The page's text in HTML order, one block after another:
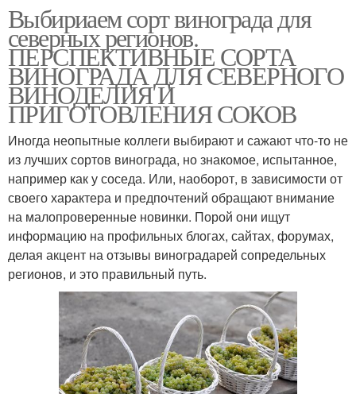
Выбириаем сорт винограда для
северных регионов.
ПЕРСПЕКТИВНЫЕ СОРТА
ВИНОГРАДА ДЛЯ CЕВЕРНОГО
ВИНОДЕЛИЯ И
ПРИГОТОВЛЕНИЯ СОКОВ
Иногда неопытные коллеги выбирают и сажают что-то не
из лучших сортов винограда, но знакомое, испытанное,
например как у соседа. Или, наоборот, в зависимости от
своего характера и предпочтений обращают внимание
на малопроверенные новинки. Порой они ищут
информацию на профильных блогах, сайтах, форумах,
делая акцент на отзывы виноградарей сопредельных
регионов, и это правильный путь.